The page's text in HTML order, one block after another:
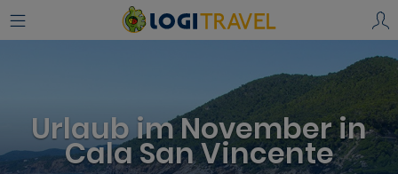
Urlaub im November in
Cala San Vincente